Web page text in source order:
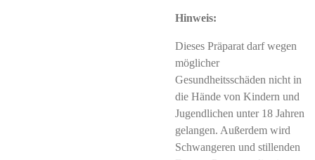
Hinweis:
Dieses Präparat darf wegen
möglicher
Gesundheitsschäden nicht in
die Hände von Kindern und
Jugendlichen unter 18 Jahren
gelangen. Außerdem wird
Schwangeren und stillenden